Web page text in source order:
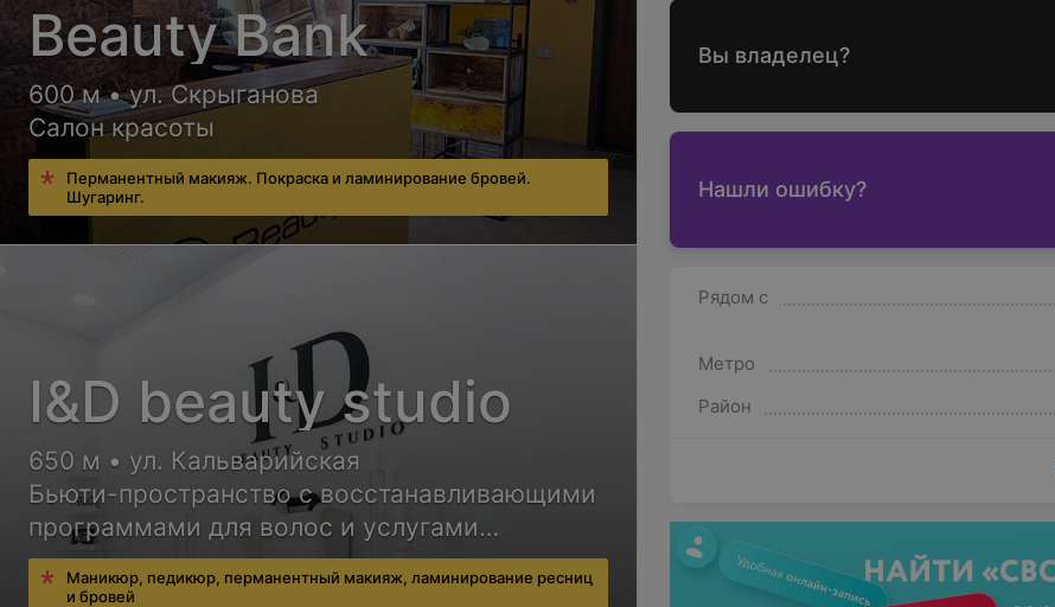
Вы владелец?
Нашли ошибку?
Рядом с
Метро
Район
Beauty Bank
600 м • ул. Скрыганова
Салон красоты
Перманентный макияж. Покраска и ламинирование бровей.
Шугаринг.
I&D beauty studio
650 м • ул. Кальварийская
Бьюти-пространство с восстанавливающими
программами для волос и услугами
визажиста
Маникюр, педикюр, перманентный макияж, ламинирование ресниц
и бровей